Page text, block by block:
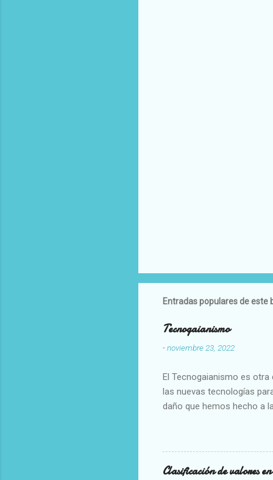
Entradas populares de este
Tecnogaianismo
-noviembre 23, 2022
El Tecnogaianismo es
las nuevas tecnologías
daño que hemos hecho a
Clasificación de valores